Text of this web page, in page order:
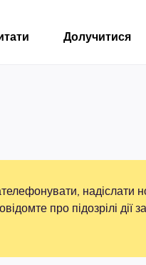
Долучитися
надіслати
про підозрілі